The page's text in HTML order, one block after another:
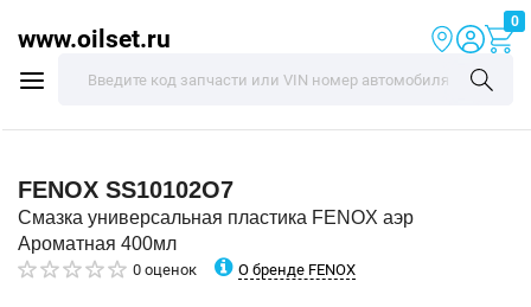
www.oilset.ru
0
FENOX SS10102O7
Смазка универсальная пластика FENOX аэр
Ароматная 400мл
0 оценок О бренде FENOX